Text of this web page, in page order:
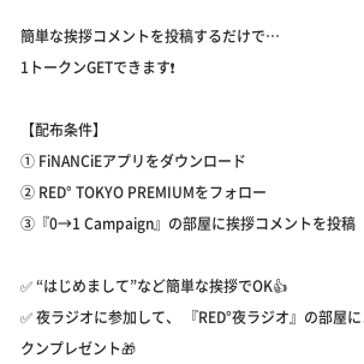
簡単な挨拶コメントを投稿するだけで…
1トークンGETできます❗️
【配布条件】
① FiNANCiEアプリをダウンロード
② RED° TOKYO PREMIUMをフォロー
③『0→1 Campaign』の部屋に挨拶コメントを投稿
✅ “はじめまして”など簡単な挨拶でOK👍
✅ 夜ラジオに参加して、 『RED°夜ラジオ』の部屋
クンプレゼント🎁